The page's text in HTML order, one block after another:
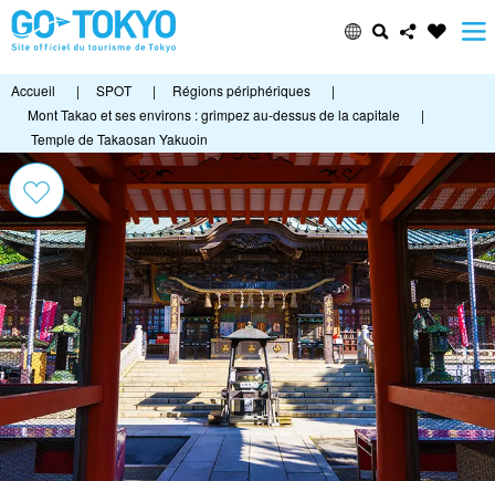
Accueil | SPOT | Régions périphériques
|
Mont Takao et ses environs : grimpez au-dessus de la capitale
|
Temple de Takaosan Yakuoin